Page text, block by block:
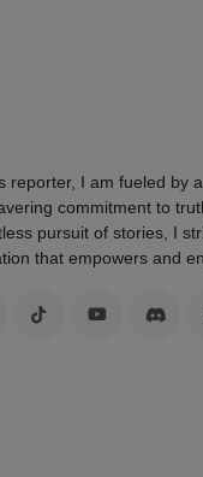
reporter, I am fueled by
commitment to
pursuit of stories, I
that empowers and